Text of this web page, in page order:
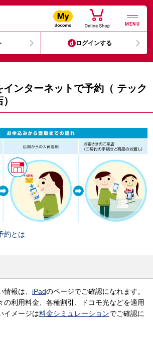
MENU
ログインする
ンターネットで予約（ テック
約とは
報は、 iPadのページでご確認になれます。
の利用料金、各種割引、ドコモ光などを適用
イメージは料金シミュレーションでご確認に